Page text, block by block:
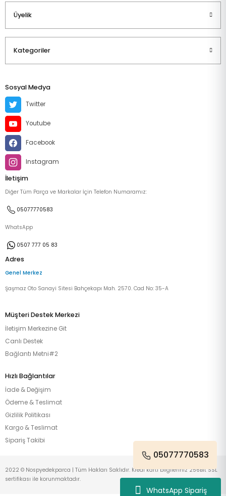
WhatsApp Sipariş
Üyelik
Kategoriler
Sosyal Medya
Twitter
Youtube
Facebook
Instagram
İletişim
Diğer Tüm Parça ve Markalar İçin Telefon Numaramız:
05077770583
WhatsApp
0507 777 05 83
Adres
Genel Merkez
Şaşmaz Oto Sanayi Sitesi Bahçekapı Mah. 2570. Cad No: 35-A
Müşteri Destek Merkezi
İletişim Merkezine Git
Canlı Destek
Bağlantı Metni#2
Hızlı Bağlantılar
İade & Değişim
Ödeme & Teslimat
Gizlilik Politikası
Kargo & Teslimat
Sipariş Takibi
05077770583
2022 © Nospyedekparca | Tüm Hakları Saklıdır. Kredi kartı bilgileriniz 256Bit SSL
sertifikası ile korunmaktadır.